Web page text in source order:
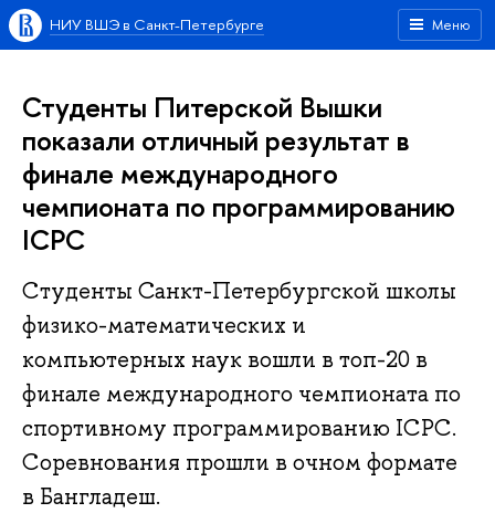
Меню
НИУ ВШЭ в Санкт-Петербурге
Студенты Питерской Вышки
показали отличный результат в
финале международного
чемпионата по программированию
ICPC
Студенты Санкт-Петербургской школы
физико-математических и
компьютерных наук вошли в топ-20 в
финале международного чемпионата по
спортивному программированию ICPC.
Соревнования прошли в очном формате
в Бангладеш.